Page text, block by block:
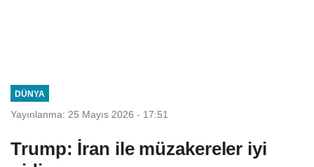
DÜNYA
Yayınlanma: 25 Mayıs 2026 - 17:51
Trump: İran ile müzakereler iyi